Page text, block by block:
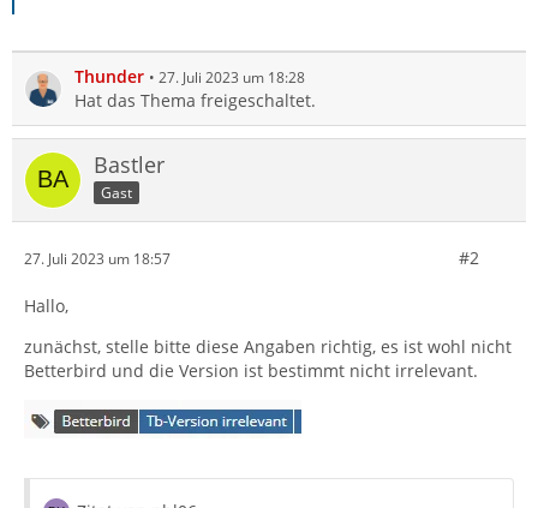
Thunder 27. Juli 2023 um 18:28
Hat das Thema freigeschaltet.
Bastler
Gast
27. Juli 2023 um 18:57 #2
Hallo,
zunächst, stelle bitte diese Angaben richtig, es ist wohl nicht
Betterbird und die Version ist bestimmt nicht irrelevant.